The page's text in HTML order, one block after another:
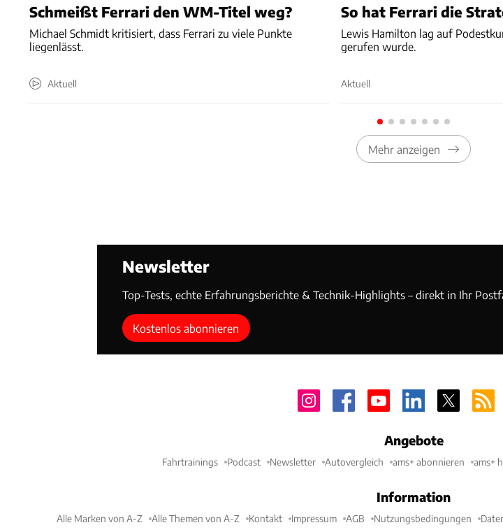
Schmeißt Ferrari den WM-Titel weg?
Michael Schmidt kritisiert, dass Ferrari zu viele Punkte
liegenlässt.
Aktuell
So hat Ferrari die
Lewis Hamilton lag auf
gerufen wurde.
Aktuell
Mehr anzeigen
Newsletter
Top-Tests, echte Erfahrungsberichte & Technik-Highlights – direkt in Ihr
Kostenlos abonnieren
Angebote
Fahrtrainings Podcast Newsletter Autovergleich ams+ abonnieren ams+
Information
Alle Marken von A-Z Alle Themen von A-Z Kontakt Impressum AGB Nutzungsbedingungen